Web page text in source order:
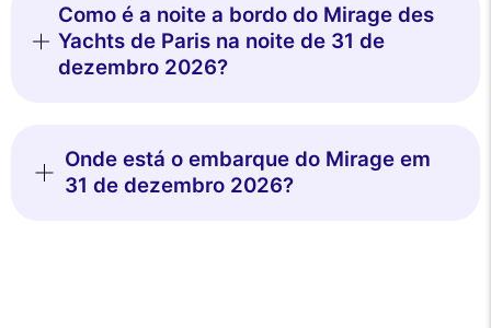
Como é a noite a bordo do Mirage des
Yachts de Paris na noite de 31 de
dezembro 2026?
Onde está o embarque do Mirage em
31 de dezembro 2026?